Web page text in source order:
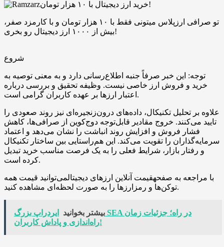
خرید ارز دیجیتال با ۱۰ هزار تومان!
تو صرافی ارزپلاس میتونی فقط با ۱۰ هزار تومان و با کارمزد صفر،
بیش از ۱۰۰۰ ارز دیجیتال رو بخری!
شروع
توجه: این خبر صرفاً جنبه اطلاع‌رسانی دارد و به معنی توصیه به
خرید و فروش ارز خاصی نیست. وظیفه تحقیق و بررسی درباره
اعتبار ارزها بر عهده کاربران گرامی است.
علاوه بر تحلیل تکنیکال، داده‌های درون‌زنجیره‌ای نیز روند صعودی را
تایید می‌کنند. خروج‌ مقادیر قابل‌توجه دوج‌کوین از صرافی‌ها، کاهش
فشار فروش و افزایش روند انباشت را نشان می‌دهد و اعتماد
سرمایه‌گذاران را تقویت می‌کند. این هم‌راستایی بین ساختار تکنیکال
و رفتار بازار، شرایط فعلی را به یک فرصت مناسب خرید تبدیل
کرده است.
با مراجعه به صفحهقیمت آنلاین ارزهای دیجیتالمی‌توانید قیمت همه
توکن‌ها و رمزارزها را به صورت لحظه‌ای مشاهده کنید.
بیشتر بخوانید
ایردراپ بزرگ SEA در راه؛ جزئیات زمان
راه‌اندازی و پاداش کاربران!